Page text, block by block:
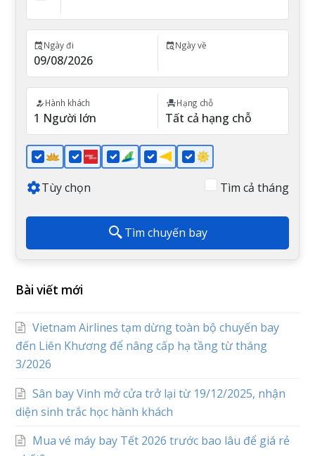
Ngày đi Ngày về
Hành khách Hạng chỗ
Tùy chọn Tìm cả tháng
Tìm chuyến bay
Bài viết mới
Vietnam Airlines tạm dừng toàn bộ chuyến bay
đến Liên Khương để nâng cấp hạ tầng từ tháng
3/2026
Sân bay Vinh mở cửa trở lại từ 19/12/2025, nhận
diện sinh trắc học hành khách
Mua vé máy bay Tết 2026 trước bao lâu để giá rẻ